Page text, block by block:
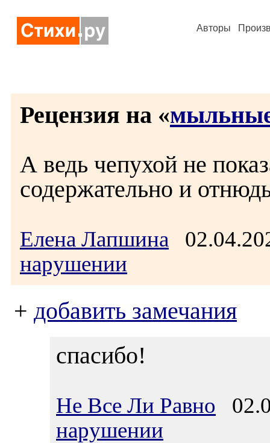
Авторы
Рецензия на «
А ведь чепухой не
содержательно и
Елена Лапшина
нарушении
+ добавить замечания
спасибо!
Не Все Ли Равно
нарушении